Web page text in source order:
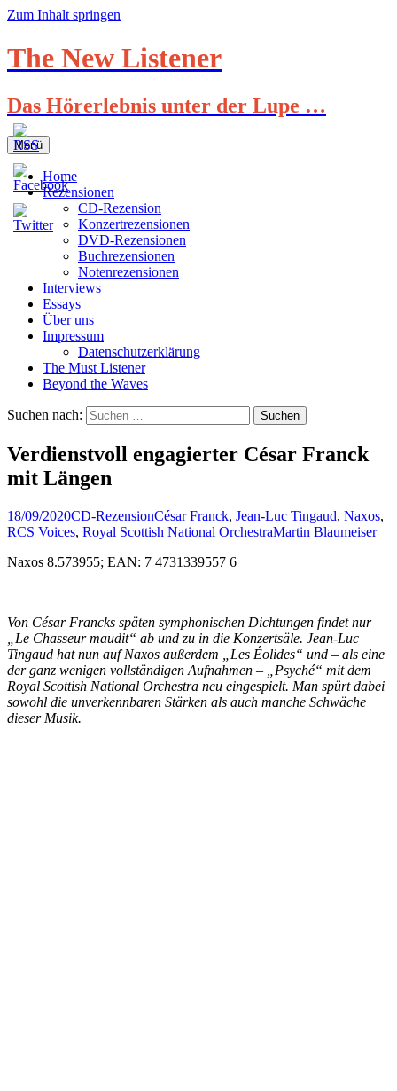
Zum Inhalt springen
The New Listener
Das Hörerlebnis unter der Lupe …
Menü
Home
Rezensionen
CD-Rezension
Konzertrezensionen
DVD-Rezensionen
Buchrezensionen
Notenrezensionen
Interviews
Essays
Über uns
Impressum
Datenschutzerklärung
The Must Listener
Beyond the Waves
Suchen nach:
Verdienstvoll engagierter César Franck
mit Längen
18/09/2020CD-RezensionCésar Franck, Jean-Luc Tingaud, Naxos,
RCS Voices, Royal Scottish National OrchestraMartin Blaumeiser
Naxos 8.573955; EAN: 7 4731339557 6
Von César Francks späten symphonischen Dichtungen findet nur
„Le Chasseur maudit“ ab und zu in die Konzertsäle. Jean-Luc
Tingaud hat nun auf Naxos außerdem „Les Éolides“ und – als eine
der ganz wenigen vollständigen Aufnahmen – „Psyché“ mit dem
Royal Scottish National Orchestra neu eingespielt. Man spürt dabei
sowohl die unverkennbaren Stärken als auch manche Schwäche
dieser Musik.